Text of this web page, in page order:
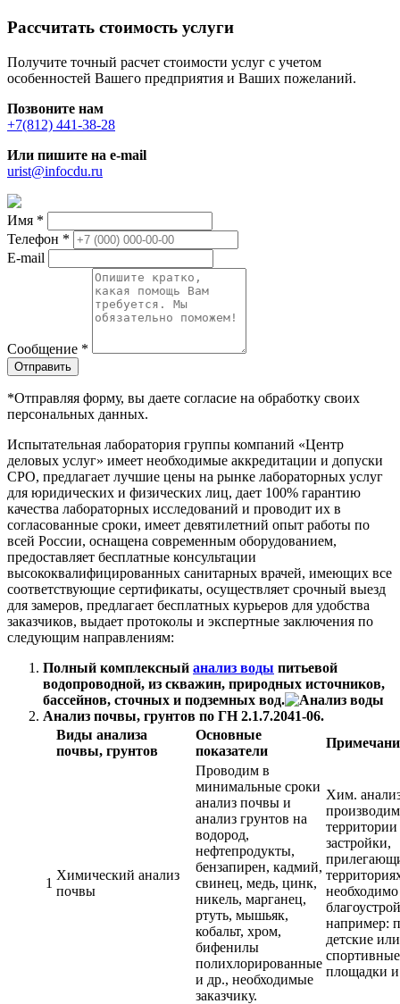
Рассчитать стоимость услуги
Получите точный расчет стоимости услуг с учетом
особенностей Вашего предприятия и Ваших пожеланий.
Позвоните нам
+7(812) 441-38-28
Или пишите на e-mail
urist@infocdu.ru
Имя *
Телефон *
E-mail
Сообщение *
*Отправляя форму, вы даете согласие на обработку своих
персональных данных.
Испытательная лаборатория группы компаний «Центр
деловых услуг» имеет необходимые аккредитации и допуски
СРО, предлагает лучшие цены на рынке лабораторных услуг
для юридических и физических лиц, дает 100% гарантию
качества лабораторных исследований и проводит их в
согласованные сроки, имеет девятилетний опыт работы по
всей России, оснащена современным оборудованием,
предоставляет бесплатные консультации
высококвалифицированных санитарных врачей, имеющих все
соответствующие сертификаты, осуществляет срочный выезд
для замеров, предлагает бесплатных курьеров для удобства
заказчиков, выдает протоколы и экспертные заключения по
следующим направлениям:
Полный комплексный анализ воды питьевой
водопроводной, из скважин, природных источников,
бассейнов, сточных и подземных вод.
Анализ почвы, грунтов по ГН 2.1.7.2041-06.
Виды анализа
почвы, грунтов
Основные
показатели
1
Химический анализ
почвы
Проводим в
минимальные сроки
анализ почвы и
анализ грунтов на
водород,
нефтепродукты,
бензапирен, кадмий,
свинец, медь, цинк,
никель, марганец,
ртуть, мышьяк,
кобальт, хром,
бифенилы
полихлорированные
и др., необходимые
заказчику.
Хим.
территории
застройки,
необходимо
например:
детские или
спортивные
площадки